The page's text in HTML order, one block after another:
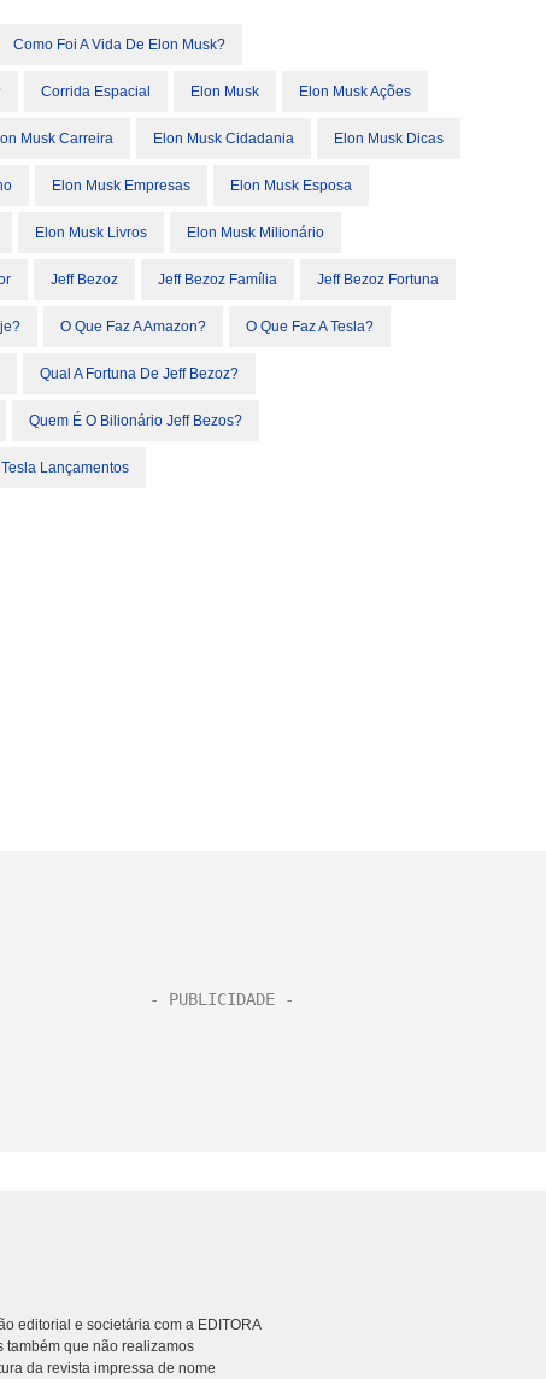
Como Foi A Vida De Elon Musk?
Corrida Espacial Elon Musk Elon Musk Ações
Musk Carreira Elon Musk Cidadania Elon Musk Dicas
Elon Musk Empresas Elon Musk Esposa
Elon Musk Livros Elon Musk Milionário
Jeff Bezoz Jeff Bezoz Família Jeff Bezoz Fortuna
O Que Faz A Amazon? O Que Faz A Tesla?
Qual A Fortuna De Jeff Bezoz?
Quem É O Bilionário Jeff Bezos?
Tesla Lançamentos
editorial e societária com a EDITORA
também que não realizamos
da revista impressa de nome